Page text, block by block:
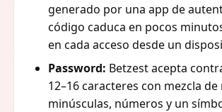
generado por una app de
código caduca en pocos
en cada acceso desde un
Password: Betzest acepta
12–16 caracteres con mezcla de
minúsculas, números y un